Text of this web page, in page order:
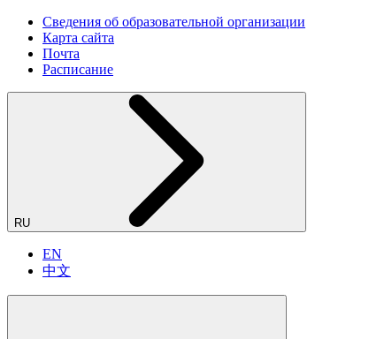
Сведения об образовательной организации
Карта сайта
Почта
Расписание
RU
EN
中文